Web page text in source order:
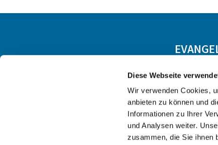
Diese Webseite
Wir verwenden Cookies,
anbieten zu können und
Informationen zu Ihrer
und Analysen weiter.
zusammen, die Sie ihnen